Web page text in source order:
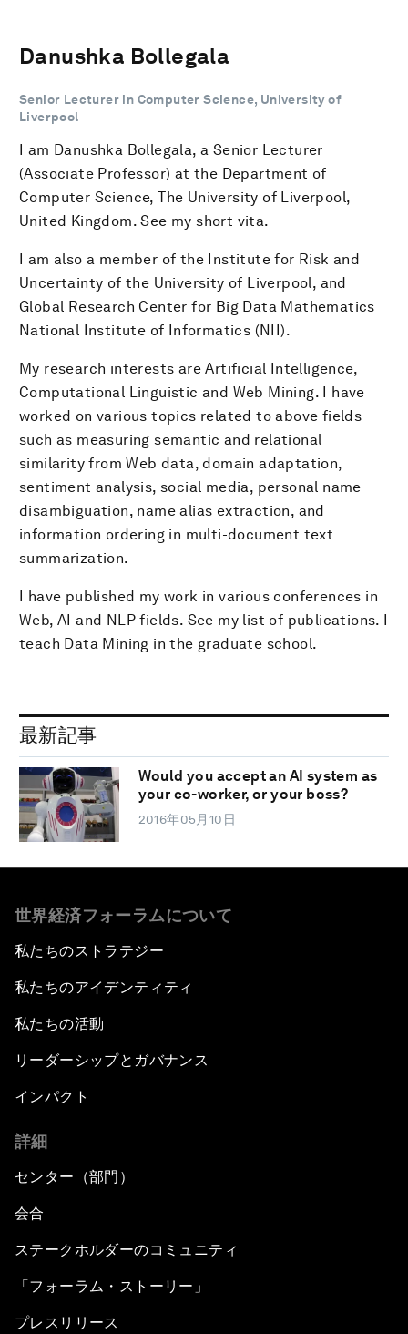
Danushka Bollegala
Senior Lecturer in Computer Science, University of
Liverpool
I am Danushka Bollegala, a Senior Lecturer
(Associate Professor) at the Department of
Computer Science, The University of Liverpool,
United Kingdom. See my short vita.
I am also a member of the Institute for Risk and
Uncertainty of the University of Liverpool, and
Global Research Center for Big Data Mathematics
National Institute of Informatics (NII).
My research interests are Artificial Intelligence,
Computational Linguistic and Web Mining. I have
worked on various topics related to above fields
such as measuring semantic and relational
similarity from Web data, domain adaptation,
sentiment analysis, social media, personal name
disambiguation, name alias extraction, and
information ordering in multi-document text
summarization.
I have published my work in various conferences in
Web, AI and NLP fields. See my list of publications. I
teach Data Mining in the graduate school.
最新記事
Would you accept an AI system as
your co-worker, or your boss?
2016年05月10日
世界経済フォーラムについて
私たちのストラテジー
私たちのアイデンティティ
私たちの活動
リーダーシップとガバナンス
インパクト
詳細
センター（部門）
会合
ステークホルダーのコミュニティ
「フォーラム・ストーリー」
プレスリリース